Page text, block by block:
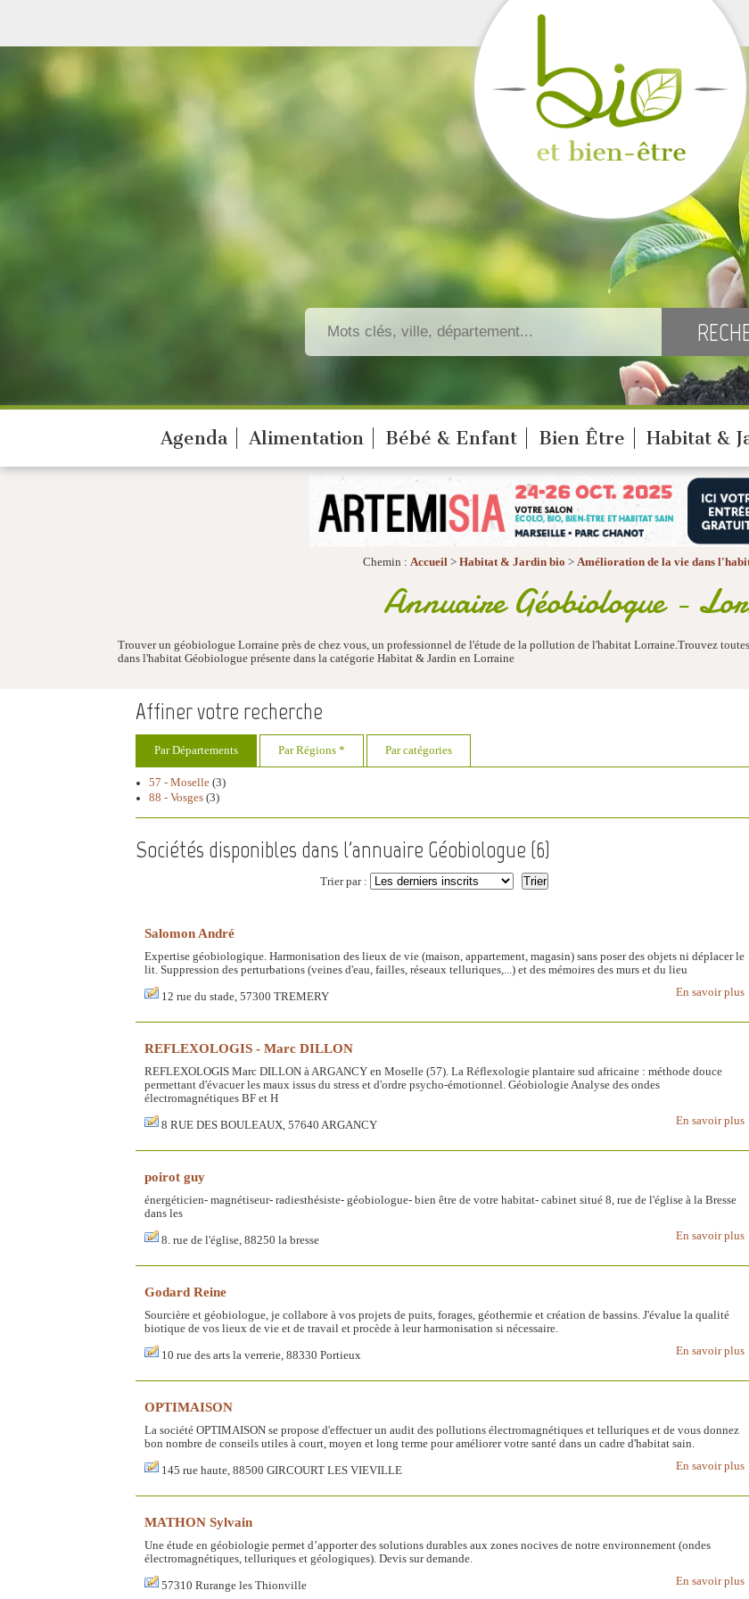
Agenda Alimentation Bébé & Enfant Bien Être Habitat &
Chemin : Accueil> Habitat & Jardin bio > Amélioration de la vie dans
Annuaire Géobiologue -
Trouver un géobiologue Lorraine près de chez vous, un professionnel de l'étude de la pollution de l'habitat Lorraine.Trouvez
dans l'habitat Géobiologue présente dans la catégorie Habitat & Jardin en Lorraine
Affiner votre recherche
Par Départements Par Régions * Par catégories
57 - Moselle (3)
88 - Vosges (3)
Sociétés disponibles dans l'annuaire Géobiologue (6)
Trier par :
Salomon André
Expertise géobiologique. Harmonisation des lieux de vie (maison, appartement, magasin) sans poser des objets ni déplacer le
lit. Suppression des perturbations (veines d'eau, failles, réseaux telluriques,...) et des mémoires des murs et du lieu
En savoir plus
12 rue du stade, 57300 TREMERY
REFLEXOLOGIS - Marc DILLON
REFLEXOLOGIS Marc DILLON à ARGANCY en Moselle (57). La Réflexologie plantaire sud africaine : méthode douce
permettant d'évacuer les maux issus du stress et d'ordre psycho-émotionnel. Géobiologie Analyse des ondes
électromagnétiques BF et H
En savoir plus
8 RUE DES BOULEAUX, 57640 ARGANCY
poirot guy
énergéticien- magnétiseur- radiesthésiste- géobiologue- bien être de votre habitat- cabinet situé 8, rue de l'église à la Bresse
dans les
En savoir plus
8. rue de l'église, 88250 la bresse
Godard Reine
Sourcière et géobiologue, je collabore à vos projets de puits, forages, géothermie et création de bassins. J'évalue la qualité
biotique de vos lieux de vie et de travail et procède à leur harmonisation si nécessaire.
En savoir plus
10 rue des arts la verrerie, 88330 Portieux
OPTIMAISON
La société OPTIMAISON se propose d'effectuer un audit des pollutions électromagnétiques et telluriques et de vous donnez
bon nombre de conseils utiles à court, moyen et long terme pour améliorer votre santé dans un cadre d'habitat sain.
En savoir plus
145 rue haute, 88500 GIRCOURT LES VIEVILLE
MATHON Sylvain
Une étude en géobiologie permet d’apporter des solutions durables aux zones nocives de notre environnement (ondes
électromagnétiques, telluriques et géologiques). Devis sur demande.
En savoir plus
57310 Rurange les Thionville